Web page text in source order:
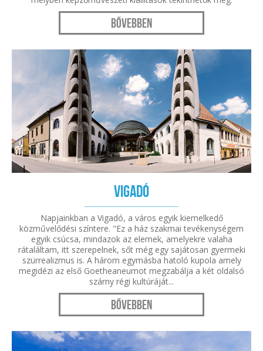
Bővebben
Vigadó
Napjainkban a Vigadó, a város egyik kiemelkedő
közművelődési színtere. "Ez a ház szakmai tevékenységem
egyik csúcsa, mindazok az elemek, amelyekre valaha
rátaláltam, itt szerepelnek, sőt még egy sajátosan gyermeki
szürrealizmus is. A három egymásba hatoló kupola amely
megidézi az első Goetheaneumot megzabálja a két oldalsó
szárny régi kultúráját...
Bővebben